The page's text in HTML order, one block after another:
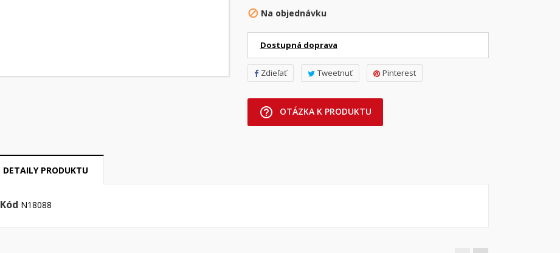
 Na objednávku
Dostupná doprava
Zdieľať Tweetnuť Pinterest
help_outline OTÁZKA K PRODUKTU
DETAILY PRODUKTU
Kód N18088